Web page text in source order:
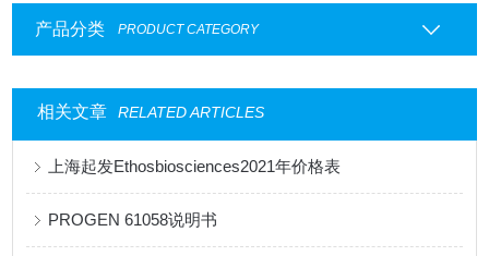
产品分类 PRODUCT CATEGORY
相关文章 RELATED ARTICLES
上海起发Ethosbiosciences2021年价格表
PROGEN 61058说明书